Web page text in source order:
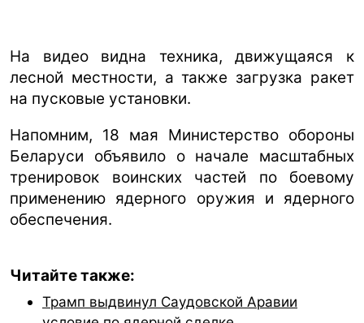
На видео видна техника, движущаяся к
лесной местности, а также загрузка ракет
на пусковые установки.
Напомним, 18 мая Министерство обороны
Беларуси объявило о начале масштабных
тренировок воинских частей по боевому
применению ядерного оружия и ядерного
обеспечения.
Читайте также:
Трамп выдвинул Саудовской Аравии